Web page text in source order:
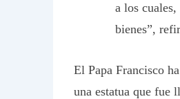
a los
bienes”,
El Papa Francisco
una estatua que fue